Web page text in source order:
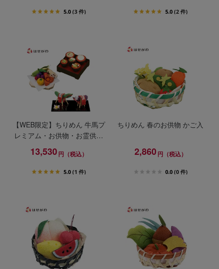
5.0 (3 件) 5.0 (2 件)
【WEB限定】ちりめん 牛馬プ
レミアム・お供物・お霊供膳
13,530円（税込）
5.0 (1 件)
ちりめん 春のお供物 かご入
2,860円（税込）
0.0 (0 件)